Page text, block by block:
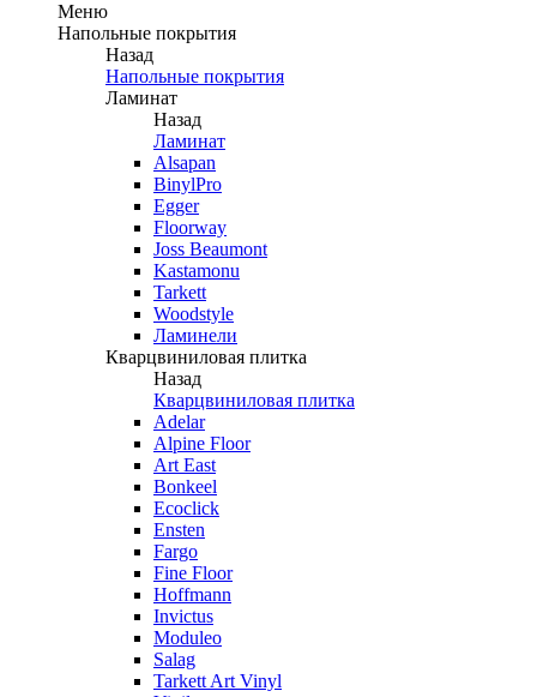
Меню
Напольные покрытия
Назад
Напольные покрытия
Ламинат
Назад
Ламинат
Alsapan
BinylPro
Egger
Floorway
Joss Beaumont
Kastamonu
Tarkett
Woodstyle
Ламинели
Кварцвиниловая плитка
Назад
Кварцвиниловая плитка
Adelar
Alpine Floor
Art East
Bonkeel
Ecoclick
Ensten
Fargo
Fine Floor
Hoffmann
Invictus
Moduleo
Salag
Tarkett Art Vinyl